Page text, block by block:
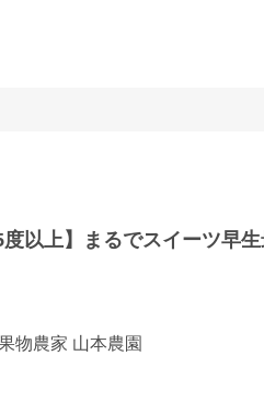
以上】まるでスイーツ早
物農家 山本農園